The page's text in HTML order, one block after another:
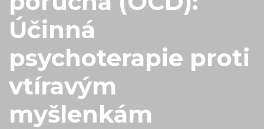
Účinná
psychoterapie proti
vtíravým
myšlenkám